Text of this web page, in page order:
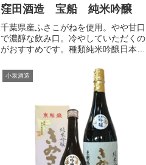
窪田酒造 宝船 純米吟醸
千葉県産ふさこがねを使用。やや甘口
で濃醇な飲み口。冷やしていただくの
がおすすめです。種類純米吟醸日本酒
い上げ後に在庫なしとなる場合がござ
います。事前にお問い合わせいただけ
れば確認の上お知らせいたします...
小泉酒造